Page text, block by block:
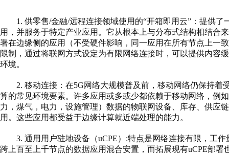
1. 供零售/金融/远程连接领域使用的“开箱即用云”：提供
用，并服务于特定产业应用。它从根本上与分布式结构相结合
署在边缘侧的应用（不受硬件影响，同一应用在所有节点上一
限制，通过将联网方式设定为有限网络连接时，可以提供内容
环境。
2. 移动连接：在5G网络大规模普及前，移动网络仍保持
算的常见环境要素。许多应用或多或少都依赖于移动网络，例
力，煤气，电力，设施管理）数据的物联网设备、库存、供应
用。这些应用都受益于边缘计算就近端处理的能力。
3. 通用用户驻地设备（uCPE）:特点是网络连接有限，工
跨上百至上千节点的数据应用混合安置，而拓展现有uCPE部